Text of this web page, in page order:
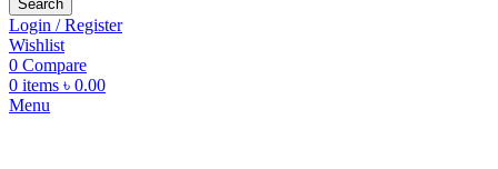
Search
Login / Register
Wishlist
0 Compare
0 items ৳ 0.00
Menu